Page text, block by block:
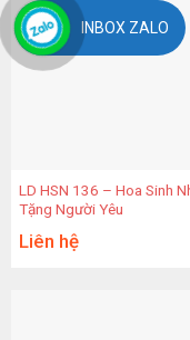
LD HSN 136 – Hoa Sinh
Tặng Người Yêu
Liên hệ
INBOX ZALO